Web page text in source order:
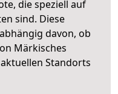
die speziell auf
sind. Diese
davon, ob
Märkisches
Standorts